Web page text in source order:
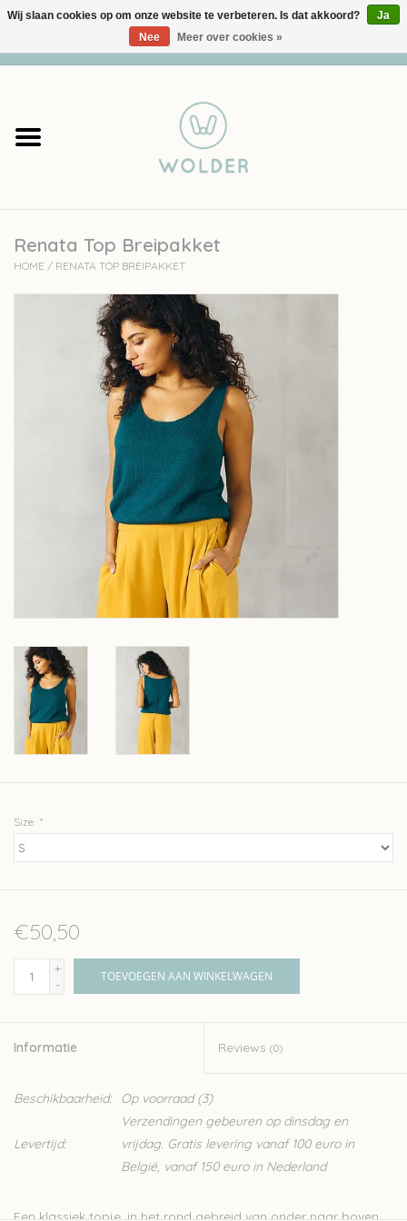
Garens
Accessoires
workshops
Renata Top Breipakket
HOME / RENATA TOP BREIPAKKET
Size: *
€50,50
+
-
TOEVOEGEN AAN WINKELWAGEN
Informatie Reviews (0)
Beschikbaarheid: Op voorraad(3)
Levertijd:
Verzendingen gebeuren op dinsdag en
vrijdag. Gratis levering vanaf 100 euro in
België, vanaf 150 euro in Nederland
Een klassiek topje, in het rond gebreid van onder naar boven.
Wij slaan cookies op om onze website te verbeteren. Is dat akkoord?
Ja
Nee
Meer over cookies »